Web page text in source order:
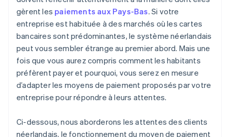
Utilisez les données pour affiner votre gamme de
produits
devises
Service de support, fiabilité et expertise locale
gèrent les paiements aux Pays-Bas. Si votre
entreprise est habituée à des marchés où les cartes
bancaires sont prédominantes, le système néerlandais
peut vous sembler étrange au premier abord. Mais une
fois que vous aurez compris comment les habitants
préfèrent payer et pourquoi, vous serez en mesure
d’adapter les moyens de paiement proposés par votre
entreprise pour répondre à leurs attentes.
Ci-dessous, nous aborderons les attentes des clients
néerlandais, le fonctionnement du moyen de paiement